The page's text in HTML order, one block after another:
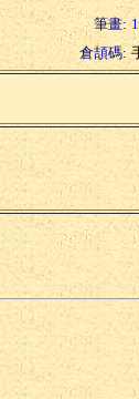
筆畫:
倉頡碼: